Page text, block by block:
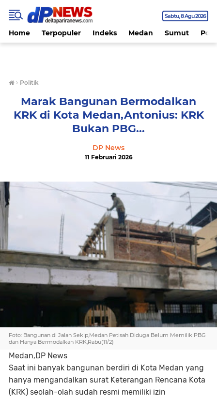
Sabtu 8 Agu 2026
Home Terpopuler Indeks Medan Sumut
› Politik
Marak Bangunan Bermodalkan
KRK di Kota Medan,Antonius: KRK
Bukan PBG...
DP News
11 Februari 2026
Foto: Bangunan di Jalan Sekip,Medan Petisah Diduga Belum Memilik PBG
dan Hanya Bermodalkan KRK,Rabu(11/2)
Medan,DP News
Saat ini banyak bangunan berdiri di Kota Medan yang
hanya mengandalkan surat Keterangan Rencana Kota
(KRK) seolah-olah sudah resmi memiliki izin